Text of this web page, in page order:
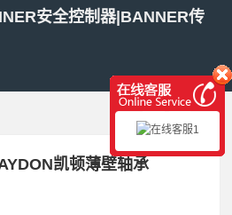
安全控制器|BANNER传
展开菜单
凯顿薄壁轴承